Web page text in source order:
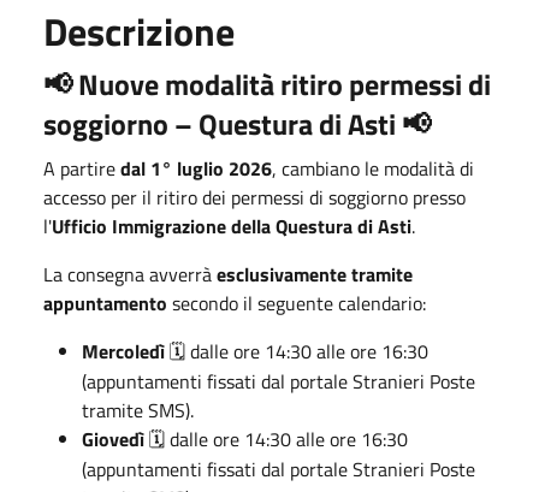
Descrizione
📢Nuove modalità ritiro permessi di
soggiorno – Questura di Asti 📢
A partiredal 1° luglio 2026, cambiano le modalità di
accesso per il ritiro dei permessi di soggiorno presso
l'Ufficio Immigrazione della Questura di Asti.
La consegna avverràesclusivamente tramite
appuntamento secondo il seguente calendario:
Mercoledì 🗓️ dalle ore 14:30 alle ore 16:30
(appuntamenti fissati dal portale Stranieri Poste
tramite SMS).
Giovedì 🗓️ dalle ore 14:30 alle ore 16:30
(appuntamenti fissati dal portale Stranieri Poste